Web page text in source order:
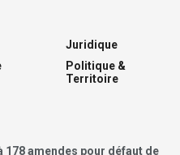
Juridique
Politique &
Territoire
amendes pour défaut de